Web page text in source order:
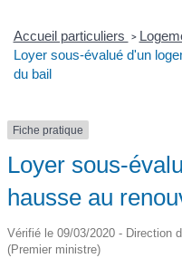
Accueil particuliers >
Loyer sous-évalué d'un
du bail
Fiche pratique
Loyer sous-
hausse au
Vérifié le 09/03/2020 - Direction
(Premier ministre)